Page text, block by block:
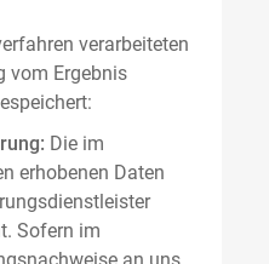
verarbeiteten
vom Ergebnis
Die im
erhobenen Daten
Sofern im